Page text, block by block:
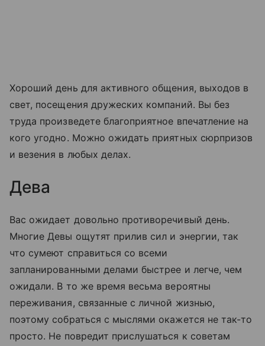
Хороший день для активного общения, выходов в
свет, посещения дружеских компаний. Вы без
труда произведете благоприятное впечатление на
кого угодно. Можно ожидать приятных сюрпризов
и везения в любых делах.
Дева
Вас ожидает довольно противоречивый день.
Многие Девы ощутят прилив сил и энергии, так
что сумеют справиться со всеми
запланированными делами быстрее и легче, чем
ожидали. В то же время весьма вероятны
переживания, связанные с личной жизнью,
поэтому собраться с мыслями окажется не так-то
просто. Не повредит прислушаться к советам